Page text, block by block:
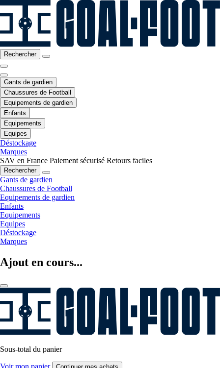
Rechercher
Gants de gardien
Chaussures de Football
Equipements de gardien
Enfants
Equipements
Equipes
Déstockage
Marques
SAV en France Paiement sécurisé Retours faciles
Rechercher
Gants de gardien
Chaussures de Football
Equipements de gardien
Enfants
Equipements
Equipes
Déstockage
Marques
Ajout en cours...
Sous-total du panier
Voir mon panier